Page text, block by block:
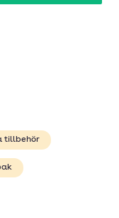
tillbehör